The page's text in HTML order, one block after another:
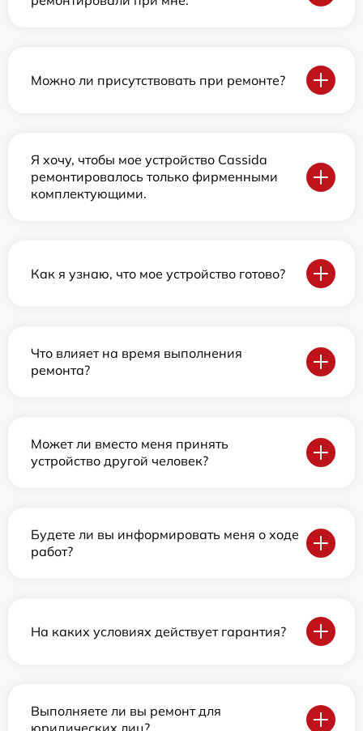
Можно ли присутствовать при ремонте?
Я хочу, чтобы мое устройство Cassida
ремонтировалось только фирменными
комплектующими.
Как я узнаю, что мое устройство готово?
Что влияет на время выполнения
ремонта?
Может ли вместо меня принять
устройство другой человек?
Будете ли вы информировать меня о ходе
работ?
На каких условиях действует гарантия?
Выполняете ли вы ремонт для
юридических лиц?